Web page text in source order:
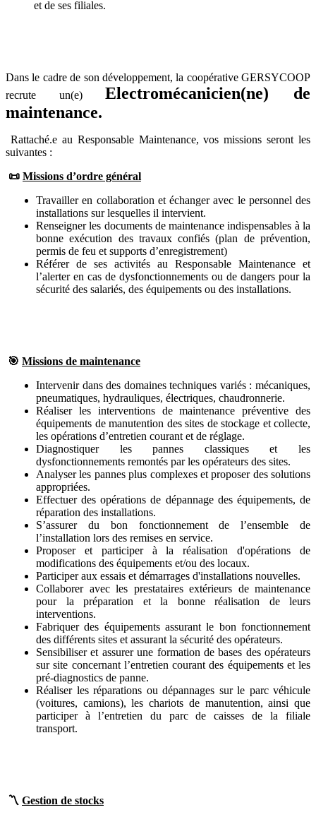
et de ses filiales.
Dans le cadre de son développement, la coopérative GERSYCOOP
recrute un(e) Electromécanicien(ne) de
maintenance.
Rattaché.e au Responsable Maintenance, vos missions seront les
suivantes :
📜 Missions d’ordre général
Travailler en collaboration et échanger avec le personnel des
installations sur lesquelles il intervient.
Renseigner les documents de maintenance indispensables à la
bonne exécution des travaux confiés (plan de prévention,
permis de feu et supports d’enregistrement)
Référer de ses activités au Responsable Maintenance et
l’alerter en cas de dysfonctionnements ou de dangers pour la
sécurité des salariés, des équipements ou des installations.
🎯 Missions de maintenance
Intervenir dans des domaines techniques variés : mécaniques,
pneumatiques, hydrauliques, électriques, chaudronnerie.
Réaliser les interventions de maintenance préventive des
équipements de manutention des sites de stockage et collecte,
les opérations d’entretien courant et de réglage.
Diagnostiquer les pannes classiques et les
dysfonctionnements remontés par les opérateurs des sites.
Analyser les pannes plus complexes et proposer des solutions
appropriées.
Effectuer des opérations de dépannage des équipements, de
réparation des installations.
S’assurer du bon fonctionnement de l’ensemble de
l’installation lors des remises en service.
Proposer et participer à la réalisation d'opérations de
modifications des équipements et/ou des locaux.
Participer aux essais et démarrages d'installations nouvelles.
Collaborer avec les prestataires extérieurs de maintenance
pour la préparation et la bonne réalisation de leurs
interventions.
Fabriquer des équipements assurant le bon fonctionnement
des différents sites et assurant la sécurité des opérateurs.
Sensibiliser et assurer une formation de bases des opérateurs
sur site concernant l’entretien courant des équipements et les
pré-diagnostics de panne.
Réaliser les réparations ou dépannages sur le parc véhicule
(voitures, camions), les chariots de manutention, ainsi que
participer à l’entretien du parc de caisses de la filiale
transport.
〽️ Gestion de stocks